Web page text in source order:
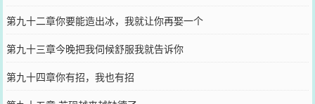
第九十二章你要能造出冰，我就让你再娶一个
第九十三章今晚把我伺候舒服我就告诉你
第九十四章你有招，我也有招